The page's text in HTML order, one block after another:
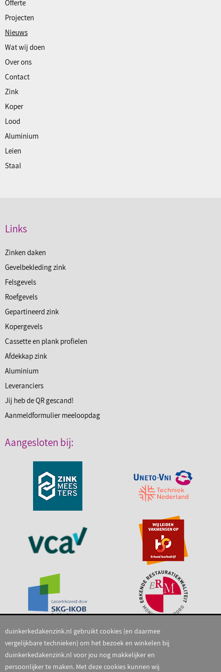
Offerte
Projecten
Nieuws
Wat wij doen
Over ons
Contact
Zink
Koper
Lood
Aluminium
Leien
Staal
Links
Zinken daken
Gevelbekleding zink
Felsgevels
Roefgevels
Gepartineerd zink
Kopergevels
Cassette en plank profielen
Afdekkap zink
Aluminium
Leveranciers
Jij heb de QR gescand!
Aanmeldformulier meeloopdag
Aangesloten bij:
duinkerkedakenzink.nl gebruikt cookies (en daarmee
vergelijkbare technieken) om het bezoek en winkelen bij
duinkerkedakenzink.nl voor jou nog makkelijker en
persoonlijker te maken. Met deze cookies kunnen wij